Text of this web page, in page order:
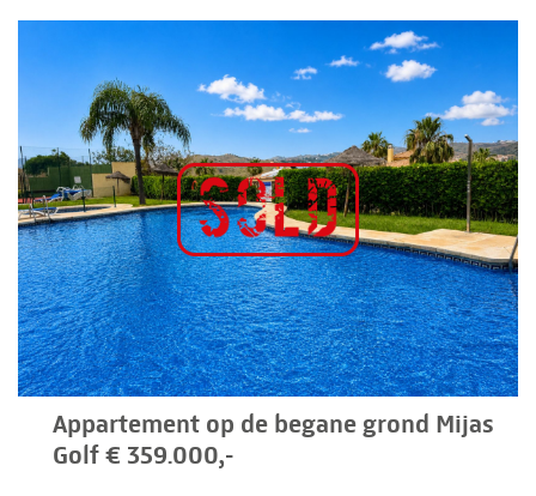
Appartement op de begane grond Mijas
Golf € 359.000,-